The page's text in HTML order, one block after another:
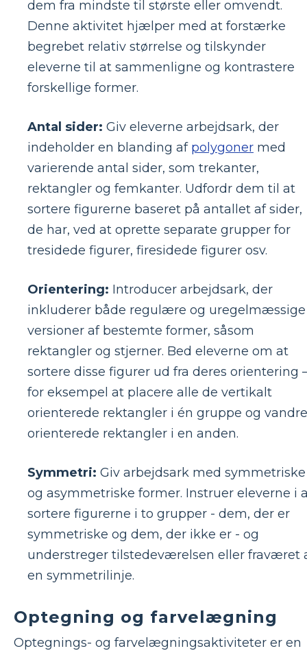
dem fra mindste til største eller omvendt.
Denne aktivitet hjælper med at forstærke
begrebet relativ størrelse og tilskynder
eleverne til at sammenligne og kontrastere
forskellige former.
Antal sider: Giv eleverne arbejdsark, der
indeholder en blanding af polygoner med
varierende antal sider, som trekanter,
rektangler og femkanter. Udfordr dem til at
sortere figurerne baseret på antallet af sider,
de har, ved at oprette separate grupper for
tresidede figurer, firesidede figurer osv.
Orientering: Introducer arbejdsark, der
inkluderer både regulære og uregelmæssige
versioner af bestemte former, såsom
rektangler og stjerner. Bed eleverne om at
sortere disse figurer ud fra deres orientering
for eksempel at placere alle de vertikalt
orienterede rektangler i én gruppe og
orienterede rektangler i en anden.
Symmetri: Giv arbejdsark med symmetriske
og asymmetriske former. Instruer eleverne i
sortere figurerne i to grupper - dem, der er
symmetriske og dem, der ikke er - og
understreger tilstedeværelsen eller fraværet
en symmetrilinje.
Optegning og farvelægning
Optegnings- og farvelægningsaktiviteter er en